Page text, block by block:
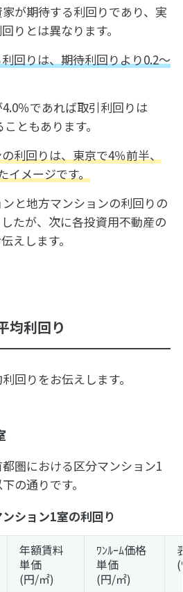
が期待する利回りであり、実
りとは異なります。
回りは、期待利回りより0.2〜
％であれば取引利回りは
ともあります。
利回りは、東京で4％前半、
メージです。
と地方マンションの利回りの
たが、次に各投資用不動産の
えします。
均利回り
回りをお伝えします。
圏における区分マンション1
の通りです。
ション1室の利回り
年額賃料
単価
(円/㎡)
ﾜﾝﾙｰﾑ価格
単価
(円/㎡)